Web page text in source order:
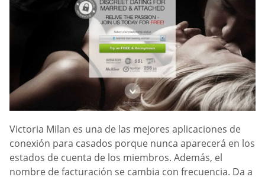
Victoria Milan es una de las mejores aplicaciones de
conexión para casados porque nunca aparecerá en los
estados de cuenta de los miembros. Además, el
nombre de facturación se cambia con frecuencia. Da a